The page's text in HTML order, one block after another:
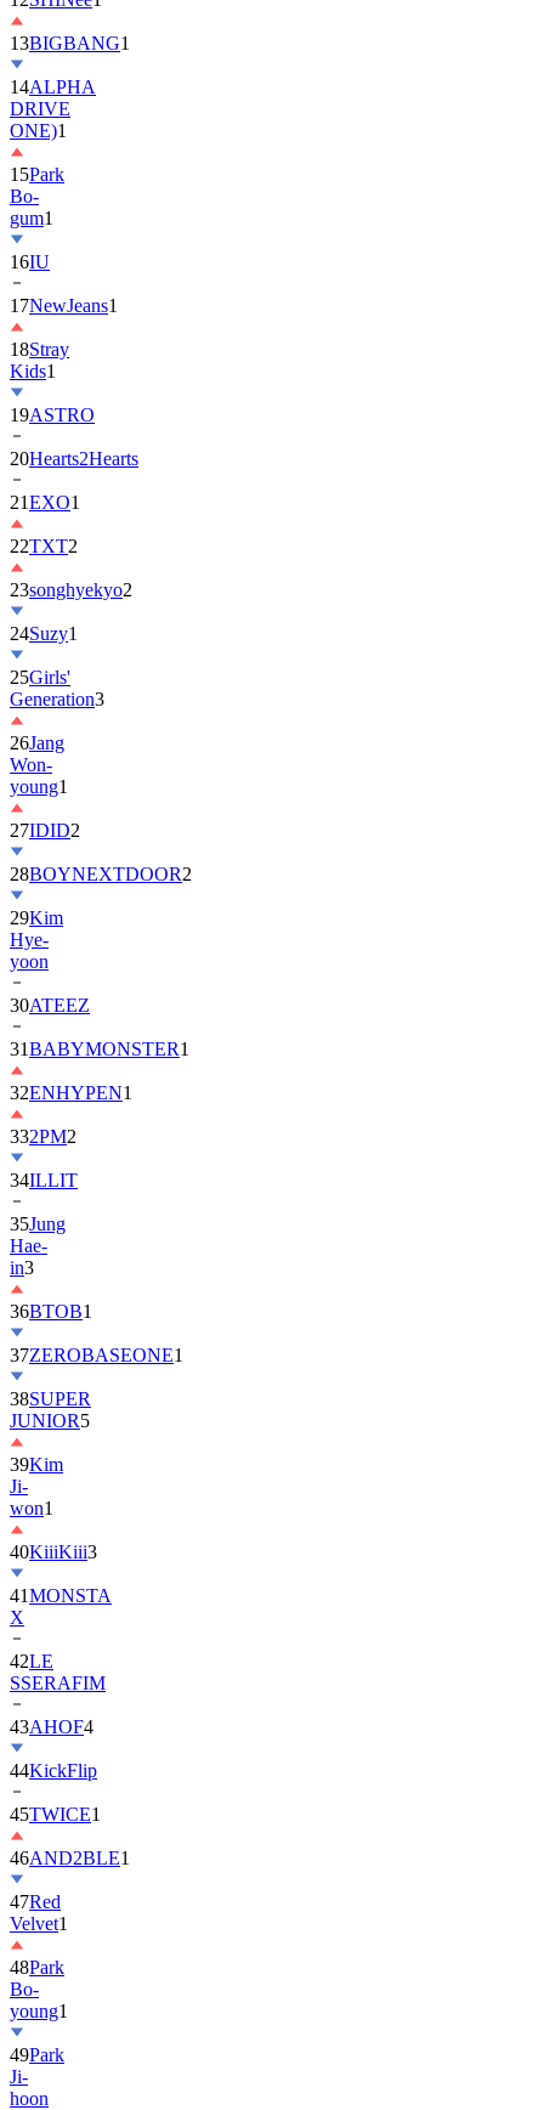
13BIGBANG1
14ALPHA
DRIVE
ONE)1
15Park
Bo-
gum1
16IU
17NewJeans1
18Stray
Kids1
19ASTRO
20Hearts2Hearts
21EXO1
22TXT2
23songhyekyo2
24Suzy1
25Girls'
Generation3
26Jang
Won-
young1
27IDID2
28BOYNEXTDOOR2
29Kim
Hye-
yoon
30ATEEZ
31BABYMONSTER1
32ENHYPEN1
332PM2
34ILLIT
35Jung
Hae-
in3
36BTOB1
37ZEROBASEONE1
38SUPER
JUNIOR5
39Kim
Ji-
won1
40KiiiKiii3
41MONSTA
X
42LE
SSERAFIM
43AHOF4
44KickFlip
45TWICE1
46AND2BLE1
47Red
Velvet1
48Park
Bo-
young1
49Park
Ji-
hoon